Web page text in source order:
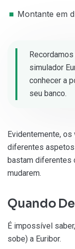
Montante em
simulador
conhecer a
seu banco.
Evidentemente,
diferentes aspetos
bastam diferentes
mudarem.
Quando
É impossível
sobe) a Euribor.